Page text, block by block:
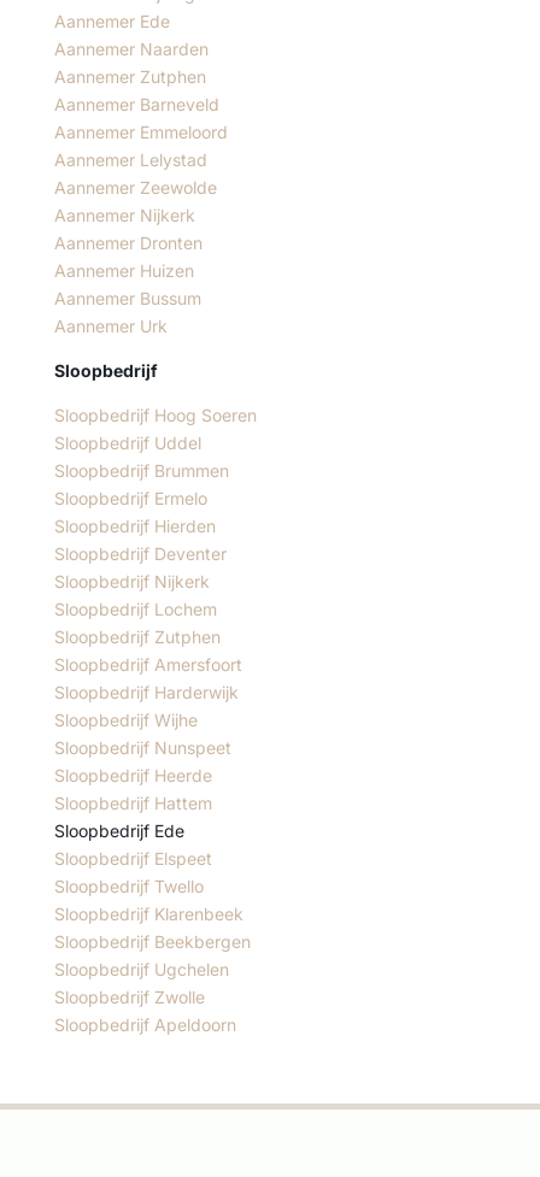
Aannemer Ede
Aannemer Naarden
Aannemer Zutphen
Aannemer Barneveld
Aannemer Emmeloord
Aannemer Lelystad
Aannemer Zeewolde
Aannemer Nijkerk
Aannemer Dronten
Aannemer Huizen
Aannemer Bussum
Aannemer Urk
Sloopbedrijf
Sloopbedrijf Hoog Soeren
Sloopbedrijf Uddel
Sloopbedrijf Brummen
Sloopbedrijf Ermelo
Sloopbedrijf Hierden
Sloopbedrijf Deventer
Sloopbedrijf Nijkerk
Sloopbedrijf Lochem
Sloopbedrijf Zutphen
Sloopbedrijf Amersfoort
Sloopbedrijf Harderwijk
Sloopbedrijf Wijhe
Sloopbedrijf Nunspeet
Sloopbedrijf Heerde
Sloopbedrijf Hattem
Sloopbedrijf Ede
Sloopbedrijf Elspeet
Sloopbedrijf Twello
Sloopbedrijf Klarenbeek
Sloopbedrijf Beekbergen
Sloopbedrijf Ugchelen
Sloopbedrijf Zwolle
Sloopbedrijf Apeldoorn